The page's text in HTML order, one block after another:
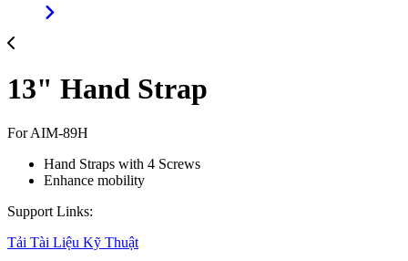
13" Hand Strap
For AIM-89H
Hand Straps with 4 Screws
Enhance mobility
Support Links:
Tải Tài Liệu Kỹ Thuật